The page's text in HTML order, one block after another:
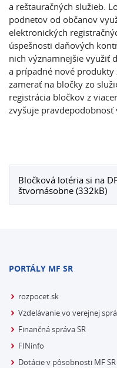
a reštauračných služieb.
podnetov od občanov
elektronických
úspešnosti daňových
nich významnejšie využiť
a prípadné nové
zamerať na bločky zo
registrácia bločkov z
zvyšuje pravdepodobnosť
Bločková lotéria si na
štvornásobne (332kB)
PORTÁLY MF SR
rozpocet.sk
Vzdelávanie vo verejnej
Finančná správa SR
FINinfo
Dotácie v pôsobnosti MF SR